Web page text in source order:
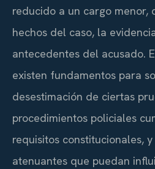
reducido a un cargo menor,
hechos del caso, la
antecedentes del acusado.
existen fundamentos para
desestimación de ciertas
procedimientos policiales
requisitos constitucionales,
atenuantes que puedan